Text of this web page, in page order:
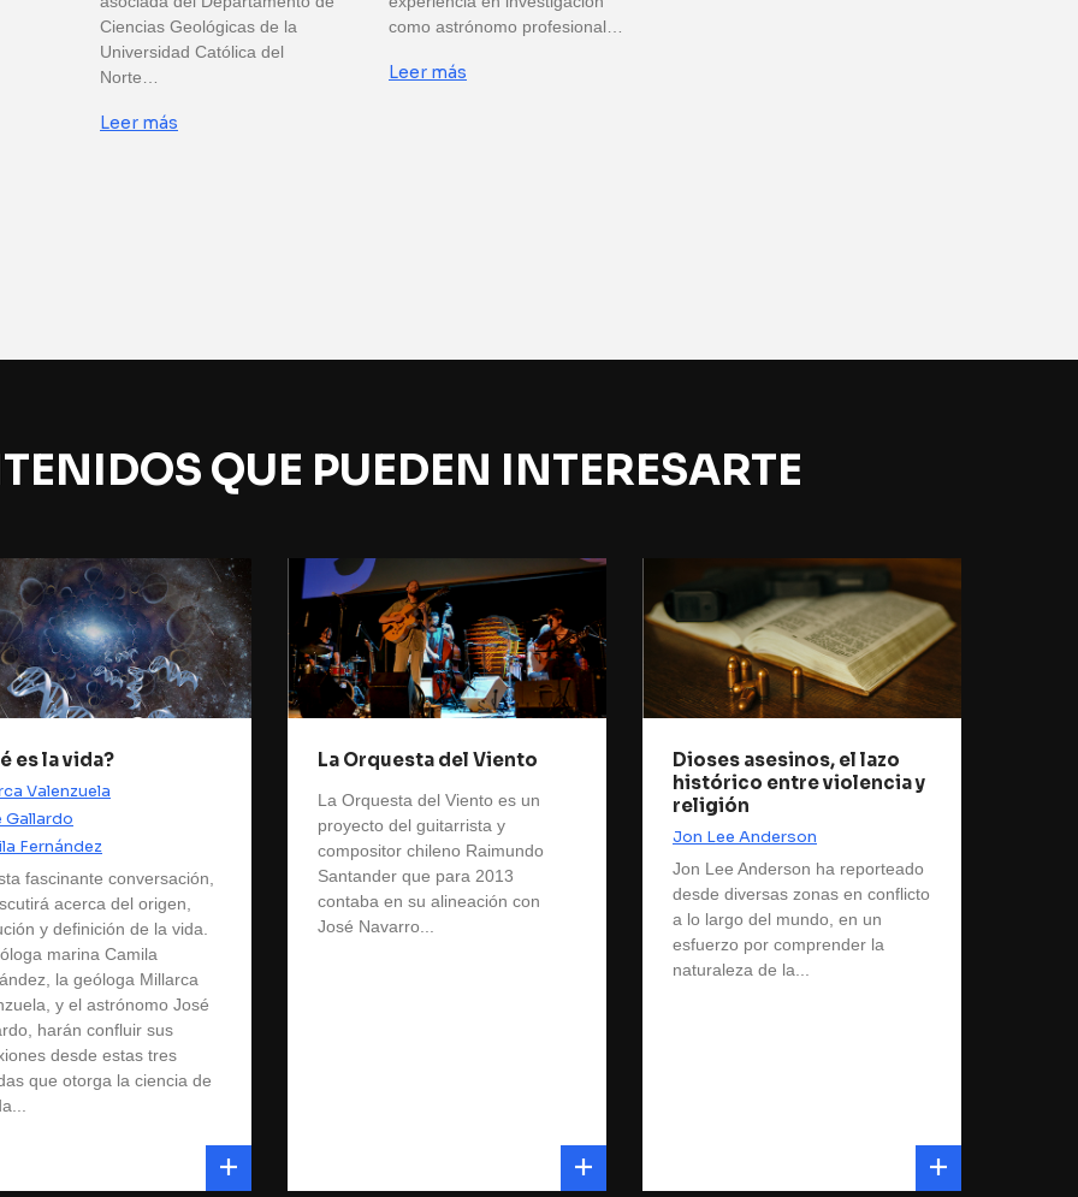
Ciencias Geológicas de la
Universidad Católica del
Norte…
Leer más
como astrónomo profesional…
Leer más
QUE PUEDEN INTERESARTE
es la vida?
Valenzuela
Gallardo
Fernández
fascinante conversación,
acerca del origen,
y definición de la vida.
marina Camila
la geóloga Millarca
y el astrónomo José
harán confluir sus
desde estas tres
que otorga la ciencia de
La Orquesta del Viento
La Orquesta del Viento es un
proyecto del guitarrista y
compositor chileno Raimundo
Santander que para 2013
contaba en su alineación con
José Navarro...
Dioses asesinos, el lazo
histórico entre violencia y
religión
Jon Lee Anderson
Jon Lee Anderson ha reporteado
desde diversas zonas en conflicto
a lo largo del mundo, en un
esfuerzo por comprender la
naturaleza de la...